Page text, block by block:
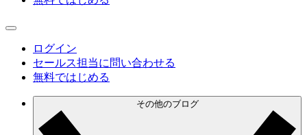
ログイン
セールス担当に問い合わせる
無料ではじめる
その他のブログ